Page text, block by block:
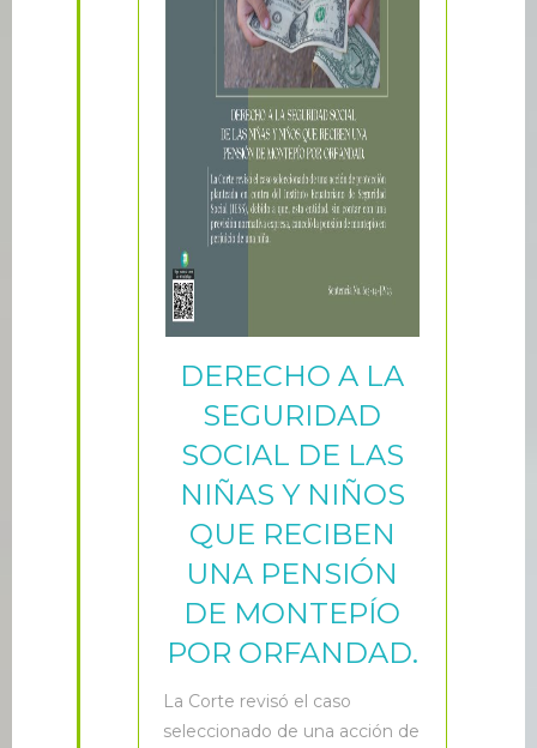
DERECHO A LA
SEGURIDAD
SOCIAL DE LAS
NIÑAS Y NIÑOS
QUE RECIBEN
UNA PENSIÓN
DE MONTEPÍO
POR ORFANDAD.
La Corte revisó el caso
seleccionado de una acción de